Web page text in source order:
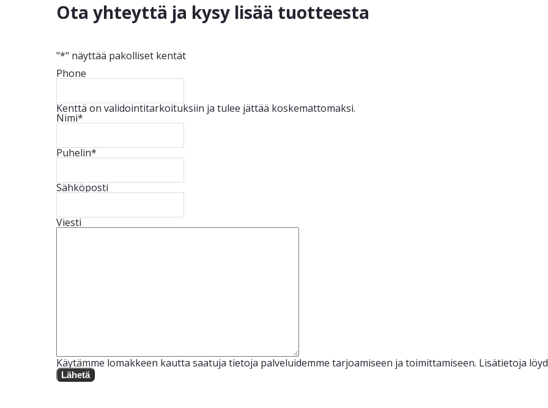
Ota yhteyttä ja kysy lisää tuotteesta
"*" näyttää pakolliset kentät
Phone
Kenttä on validointitarkoituksiin ja tulee jättää koskemattomaksi.
Nimi*
Puhelin*
Sähköposti
Viesti
Käytämme lomakkeen kautta saatuja tietoja palveluidemme tarjoamiseen ja toimittamiseen. Lisätietoja
Lähetä